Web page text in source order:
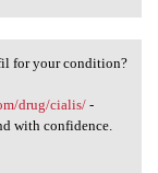
for your condition?
drug/cialis/-
with confidence.